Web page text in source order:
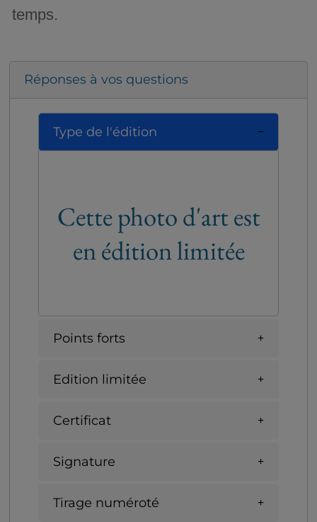
temps.
Réponses à vos questions
Type de l'édition
Cette photo d'art est
en édition limitée
Points forts
Edition limitée
Certificat
Signature
Tirage numéroté